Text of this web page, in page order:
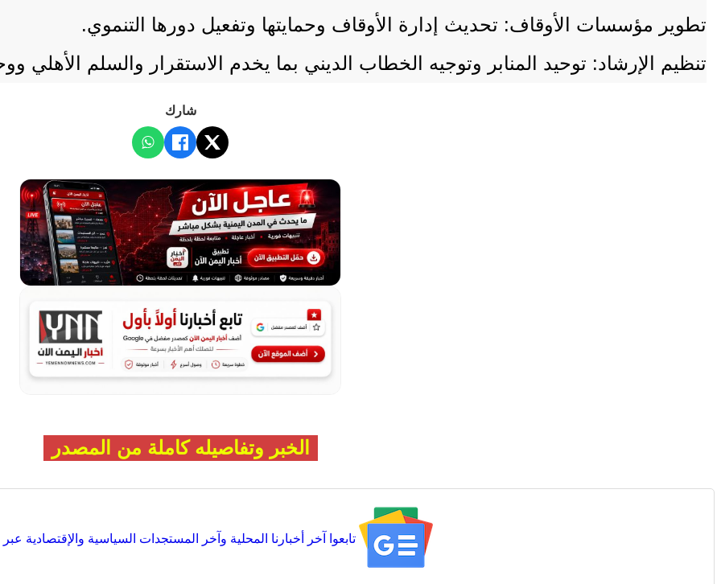
​تطوير مؤسسات الأوقاف: تحديث إدارة الأوقاف وحمايتها وتفعيل دورها التنموي.
​تنظيم الإرشاد: توحيد المنابر وتوجيه الخطاب الديني بما يخدم الاستقرار والسلم
شارك
الخبر وتفاصيله كاملة من المصدر
تابعوا آخر أخبارنا المحلية وآخر المستجدات السياسية والإقتصادية عبر Google news